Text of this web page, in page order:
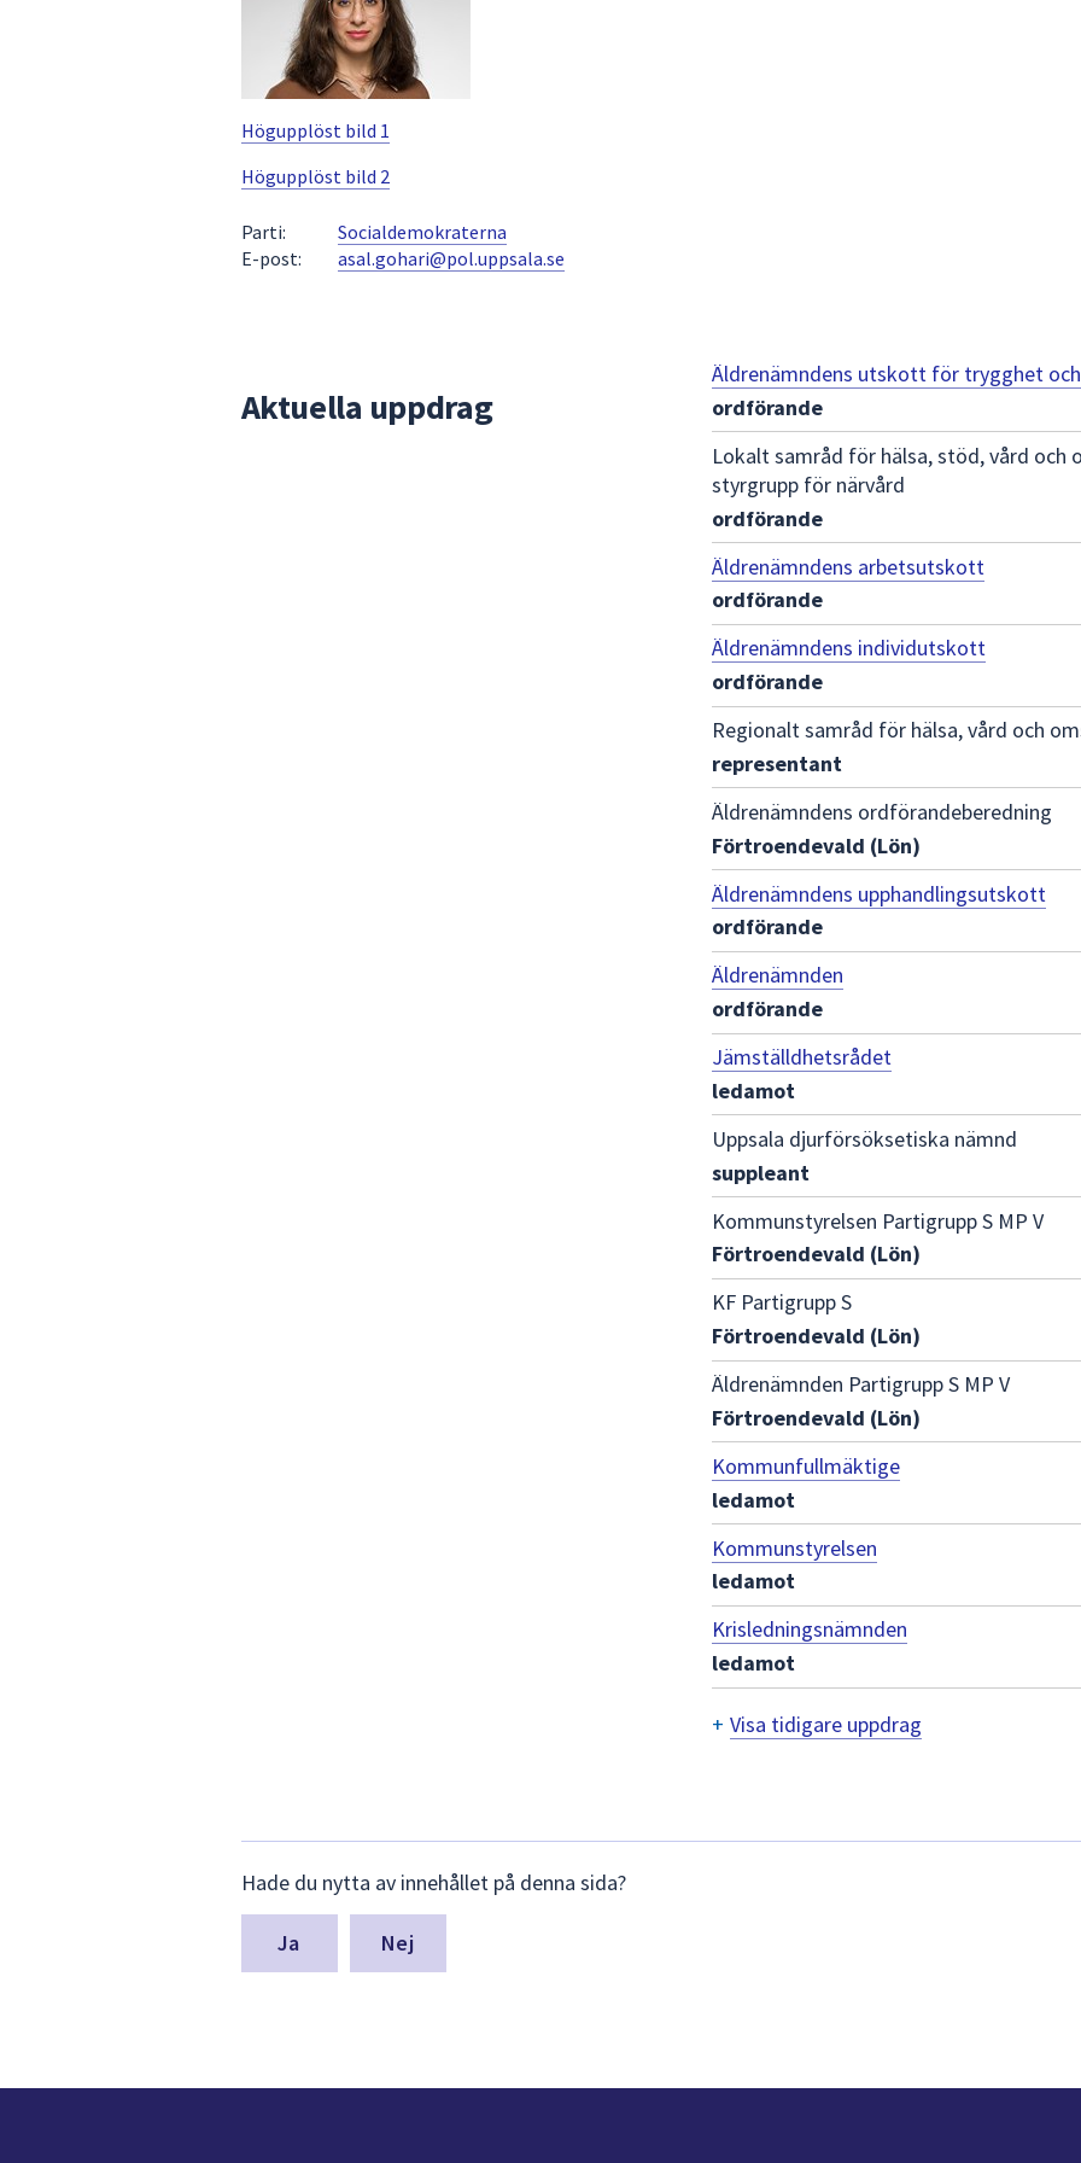
för
att
navigera
sökförslagen
och
enter
för
att
Högupplöst bild 1
Högupplöst bild 2
Parti:
Socialdemokraterna
E-post:
asal.gohari@pol.uppsala.se
Aktuella uppdrag
Äldrenämndens utskott för trygghet
ordförande
Lokalt samråd för hälsa, stöd, vård och
styrgrupp för närvård
ordförande
Äldrenämndens arbetsutskott
ordförande
Äldrenämndens individutskott
ordförande
Regionalt samråd för hälsa, vård och
representant
Äldrenämndens ordförandeberedning
Förtroendevald (Lön)
Äldrenämndens upphandlingsutskott
ordförande
Äldrenämnden
ordförande
Jämställdhetsrådet
ledamot
Uppsala djurförsöksetiska nämnd
suppleant
Kommunstyrelsen Partigrupp S MP V
Förtroendevald (Lön)
KF Partigrupp S
Förtroendevald (Lön)
Äldrenämnden Partigrupp S MP V
Förtroendevald (Lön)
Kommunfullmäktige
ledamot
Kommunstyrelsen
ledamot
Krisledningsnämnden
ledamot
+ Visa tidigare uppdrag
synpunkter
för
denna
Hade du nytta av innehållet på denna sida?
Nej